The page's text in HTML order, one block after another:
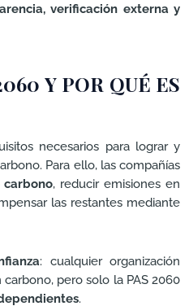
verificación externa y
Y POR QUÉ ES
necesarios para lograr y
Para ello, las compañías
, reducir emisiones en
las restantes mediante
: cualquier organización
pero solo la PAS 2060
.